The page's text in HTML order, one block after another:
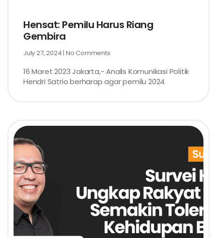
Hensat: Pemilu Harus Riang
Gembira
July 27, 2024 No Comments
16 Maret 2023 Jakarta,- Analis Komunikasi Politik
Hendri Satrio berharap agar pemilu 2024